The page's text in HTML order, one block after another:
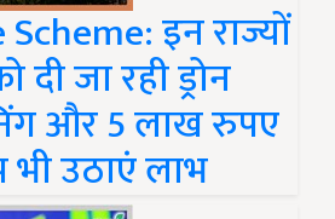
इन राज्यों
जा रही ड्रोन
और 5 लाख रुपए
उठाएं लाभ